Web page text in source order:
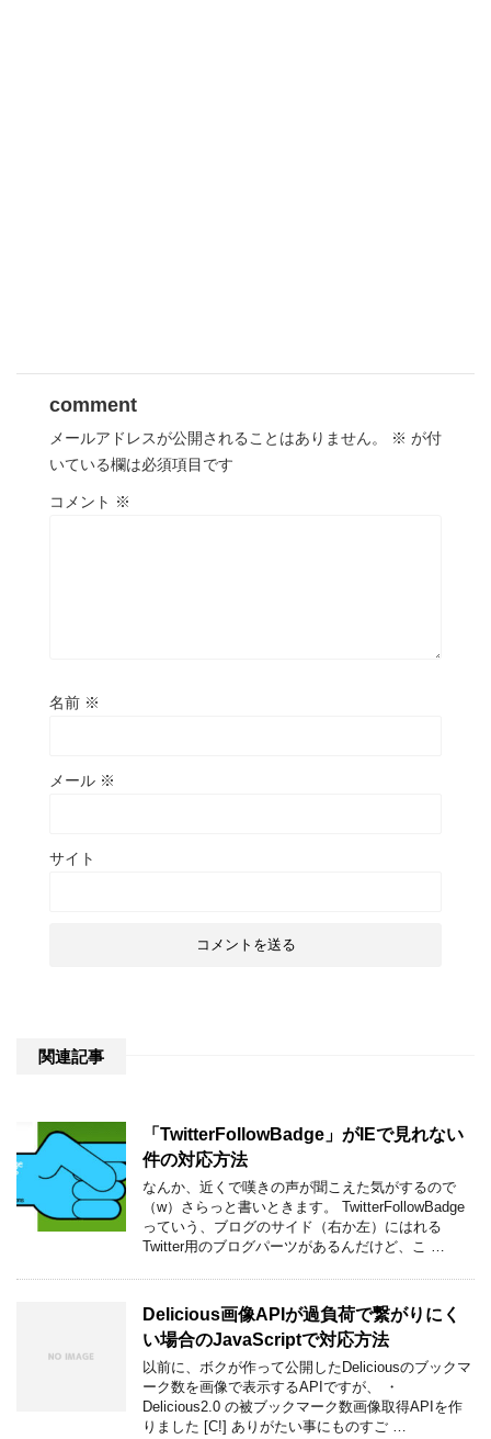
comment
メールアドレスが公開されることはありません。 ※ が付
いている欄は必須項目です
コメント ※
名前 ※
メール ※
サイト
関連記事
「TwitterFollowBadge」がIEで見れない
件の対応方法
なんか、近くで嘆きの声が聞こえた気がするので
（w）さらっと書いときます。 TwitterFollowBadge
っていう、ブログのサイド（右か左）にはれる
Twitter用のブログパーツがあるんだけど、こ …
Delicious画像APIが過負荷で繋がりにく
い場合のJavaScriptで対応方法
以前に、ボクが作って公開したDeliciousのブックマ
ーク数を画像で表示するAPIですが、 ・
Delicious2.0 の被ブックマーク数画像取得APIを作
りました [C!] ありがたい事にものすご …